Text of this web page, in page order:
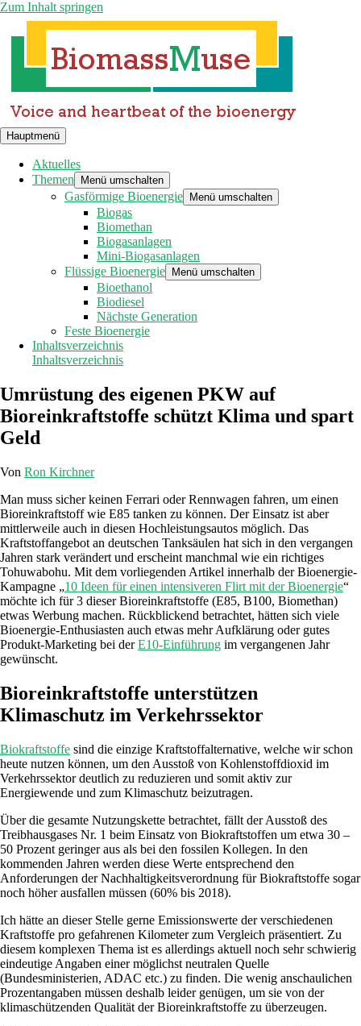
Zum Inhalt springen
Hauptmenü
Aktuelles
Themen
Menü umschalten
Gasförmige Bioenergie Menü umschalten
Biogas
Biomethan
Biogasanlagen
Mini-Biogasanlagen
Flüssige Bioenergie
Menü umschalten
Bioethanol
Biodiesel
Nächste Generation
Feste Bioenergie
Inhaltsverzeichnis
Inhaltsverzeichnis
Umrüstung des eigenen PKW auf
Bioreinkraftstoffe schützt Klima und spart
Geld
Von Ron Kirchner
Man muss sicher keinen Ferrari oder Rennwagen fahren, um einen
Bioreinkraftstoff wie E85 tanken zu können. Der Einsatz ist aber
mittlerweile auch in diesen Hochleistungsautos möglich. Das
Kraftstoffangebot an deutschen Tanksäulen hat sich in den vergangen
Jahren stark verändert und erscheint manchmal wie ein richtiges
Tohuwabohu. Mit dem vorliegenden Artikel innerhalb der Bioenergie-
Kampagne „10 Ideen für einen intensiveren Flirt mit der Bioenergie“
möchte ich für 3 dieser Bioreinkraftstoffe (E85, B100, Biomethan)
etwas Werbung machen. Rückblickend betrachtet, hätten sich viele
Bioenergie-Enthusiasten auch etwas mehr Aufklärung oder gutes
Produkt-Marketing bei derE10-Einführung im vergangenen Jahr
gewünscht.
Bioreinkraftstoffe unterstützen
Klimaschutz im Verkehrssektor
Biokraftstoffe sind die einzige Kraftstoffalternative, welche wir schon
heute nutzen können, um den Ausstoß von Kohlenstoffdioxid im
Verkehrssektor deutlich zu reduzieren und somit aktiv zur
Energiewende und zum Klimaschutz beizutragen.
Über die gesamte Nutzungskette betrachtet, fällt der Ausstoß des
Treibhausgases Nr. 1 beim Einsatz von Biokraftstoffen um etwa 30 –
50 Prozent geringer aus als bei den fossilen Kollegen. In den
kommenden Jahren werden diese Werte entsprechend den
Anforderungen der Nachhaltigkeitsverordnung für Biokraftstoffe sogar
noch höher ausfallen müssen (60% bis 2018).
Ich hätte an dieser Stelle gerne Emissionswerte der verschiedenen
Kraftstoffe pro gefahrenen Kilometer zum Vergleich präsentiert. Zu
diesem komplexen Thema ist es allerdings aktuell noch sehr schwierig
eindeutige Angaben einer möglichst neutralen Quelle
(Bundesministerien, ADAC etc.) zu finden. Die wenig anschaulichen
Prozentangaben müssen deshalb leider genügen, um sie von der
klimaschützenden Qualität der Bioreinkraftstoffe zu überzeugen.